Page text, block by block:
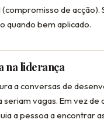
de acção).
quando bem aplicado.
na liderança
a conversas de
vagas. Em vez de
a pessoa a encontrar